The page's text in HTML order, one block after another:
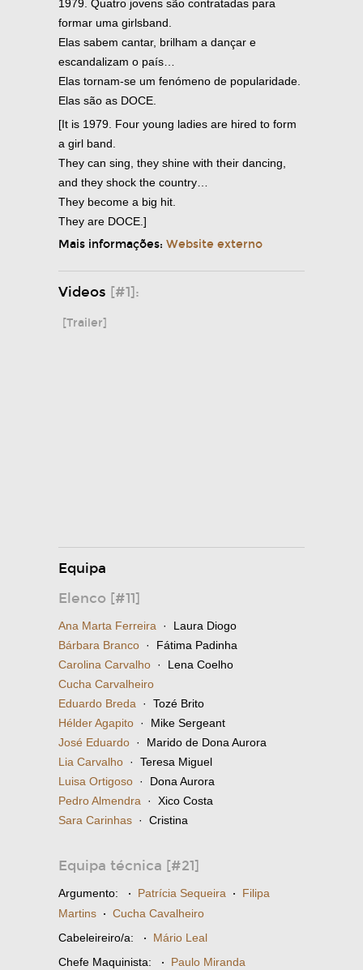
1979. Quatro jovens são contratadas para
formar uma girlsband.
Elas sabem cantar, brilham a dançar e
escandalizam o país…
Elas tornam-se um fenómeno de popularidade.
Elas são as DOCE.
[It is 1979. Four young ladies are hired to form
a girl band.
They can sing, they shine with their dancing,
and they shock the country…
They become a big hit.
They are DOCE.]
Mais informações: Website externo
Videos [#1]:
[Trailer]
Equipa
Elenco [#11]
Ana Marta Ferreira · Laura Diogo
Bárbara Branco · Fátima Padinha
Carolina Carvalho · Lena Coelho
Cucha Carvalheiro
Eduardo Breda · Tozé Brito
Hélder Agapito · Mike Sergeant
José Eduardo · Marido de Dona Aurora
Lia Carvalho · Teresa Miguel
Luisa Ortigoso · Dona Aurora
Pedro Almendra · Xico Costa
Sara Carinhas · Cristina
Equipa técnica [#21]
Argumento: · Patrícia Sequeira · Filipa
Martins · Cucha Cavalheiro
Cabeleireiro/a: · Mário Leal
Chefe Maquinista: · Paulo Miranda